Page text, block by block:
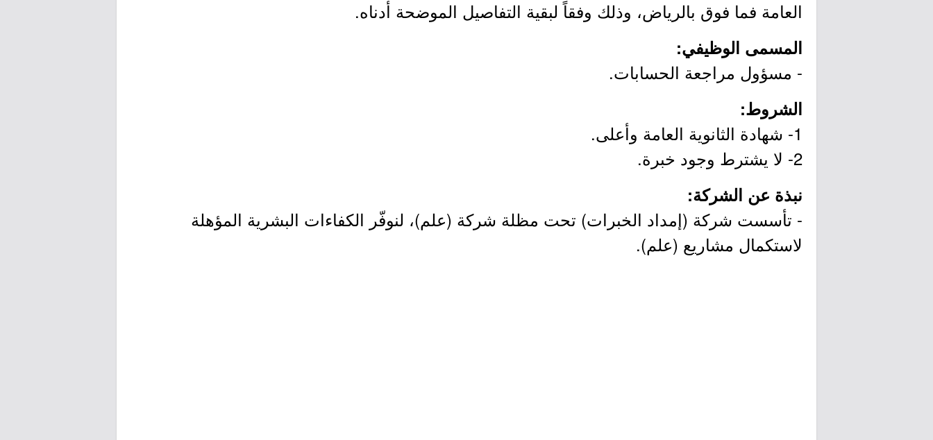
العامة فما فوق بالرياض، وذلك وفقاً لبقية التفاصيل الموضحة أدناه.
المسمى الوظيفي:
- مسؤول مراجعة الحسابات.
الشروط:
1- شهادة الثانوية العامة وأعلى.
2- لا يشترط وجود خبرة.
نبذة عن الشركة:
- تأسست شركة (إمداد الخبرات) تحت مظلة شركة (علم)، لنوفّر الكفاءات البشرية المؤهلة
لاستكمال مشاريع (علم).